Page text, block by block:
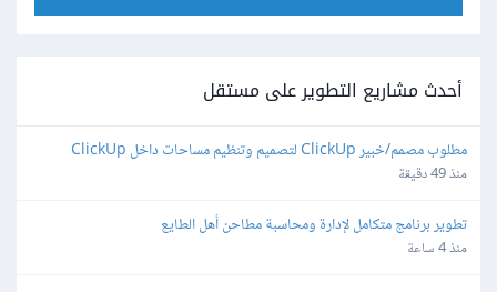
أحدث مشاريع التطوير على مستقل
مطلوب مصمم/خبير ClickUp لتصميم وتنظيم مساحات داخل ClickUp
منذ 49 دقيقة
تطوير برنامج متكامل لإدارة ومحاسبة مطاحن أهل الطايع
منذ 4 ساعة